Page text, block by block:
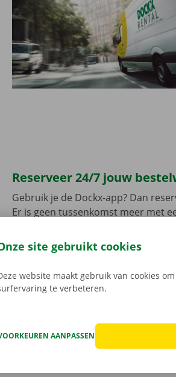
Reserveer 24/7 jouw
Gebruik je de Dockx-app? Dan
Er is geen tussenkomst meer met
Download de gratis app voor
App Store.
site gebruikt cookies
website maakt gebruik van cookies
te verbeteren.
AANPASSEN